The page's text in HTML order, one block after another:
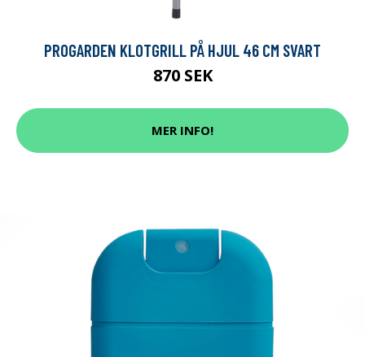
PROGARDEN KLOTGRILL PÅ HJUL 46 CM SVART
870 SEK
MER INFO!